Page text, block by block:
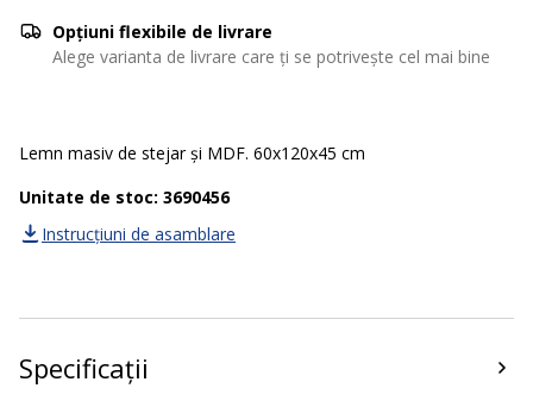
Opțiuni flexibile de livrare
Alege varianta de livrare care ți se potrivește cel mai bine
Lemn masiv de stejar și MDF. 60x120x45 cm
Unitate de stoc: 3690456
Instrucțiuni de asamblare
Specificații